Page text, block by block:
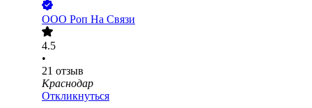
ООО Роп На Связи
4.5
•
21 отзыв
Краснодар
Откликнуться